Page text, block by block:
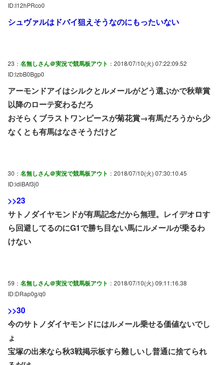
ID:I12hPRco0
シュヴァルはドバイ狙えそうなのにもったいない
23： 名無しさん＠実況で競馬板アウト ：2018/07/10(火) 07:22:09.52
ID:lzbB0Bgp0
アーモンドアイはシルクとルメールがどう選ぶかで秋華賞
以降のローテ変わるだろ
おそらくブラストワンピースが菊花賞→有馬だろうから少
なくとも有馬はなさそうだけど
30： 名無しさん＠実況で競馬板アウト ：2018/07/10(火) 07:30:10.45
ID:idiBAf3j0
>>23
サトノダイヤモンドが有馬記念だから無理。レイデオロす
ら回避してるのにG1で勝ち目ない馬にルメールが乗るわ
けない
59： 名無しさん＠実況で競馬板アウト ：2018/07/10(火) 09:11:16.38
ID:DRap0g/q0
>>30
今のサトノダイヤモンドにはルメール乗せる価値ないでし
ょ
宝塚の出来なら秋3戦掲示板すら難しいし普通に捨てられ